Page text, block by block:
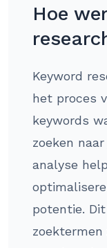
Hoe
Keyword
het proces
keywords
zoeken
analyse
potentie.
zoektermen